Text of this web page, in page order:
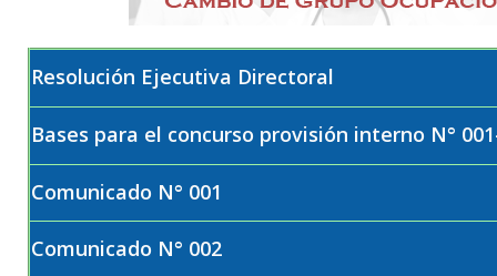
Resolución Ejecutiva Directoral
Bases para el concurso provisión interno N°
Comunicado N° 001
Comunicado N° 002